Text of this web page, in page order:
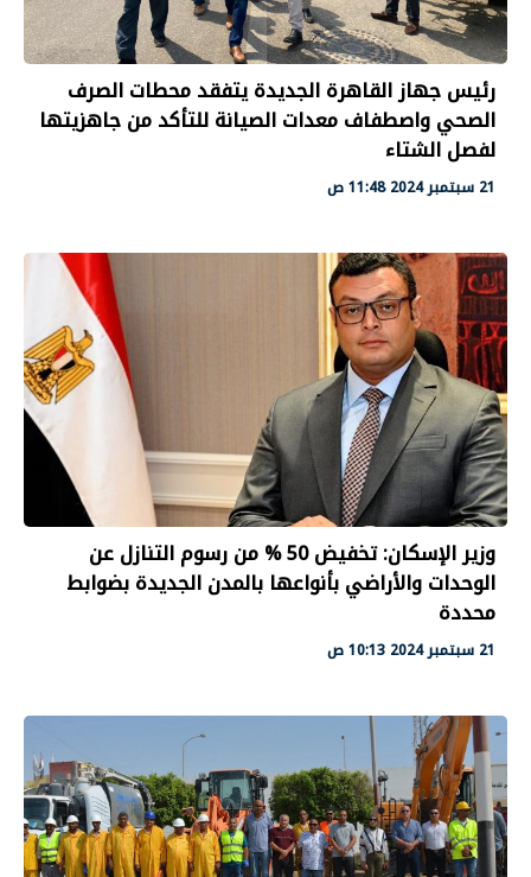
رئيس جهاز القاهرة الجديدة يتفقد محطات الصرف
الصحي واصطفاف معدات الصيانة للتأكد من جاهزيتها
لفصل الشتاء
21 سبتمبر 2024 11:48 ص
وزير الإسكان: تخفيض 50 % من رسوم التنازل عن
الوحدات والأراضي بأنواعها بالمدن الجديدة بضوابط
محددة
21 سبتمبر 2024 10:13 ص